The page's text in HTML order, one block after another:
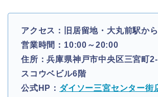
アクセス：旧居留地・大丸前駅か
営業時間：10:00～20:00
住所：兵庫県神戸市中央区三宮町
スコウベビル6階
公式HP： ダイソー三宮センター街